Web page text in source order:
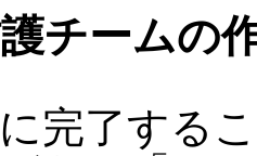
チームの
完了する